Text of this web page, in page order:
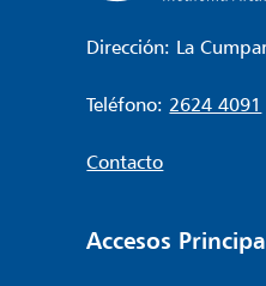
Dirección: La
Teléfono: 2624 4091
Contacto
Accesos